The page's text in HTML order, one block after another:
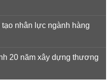
nhân lực ngành hàng
20 năm xây dựng thương